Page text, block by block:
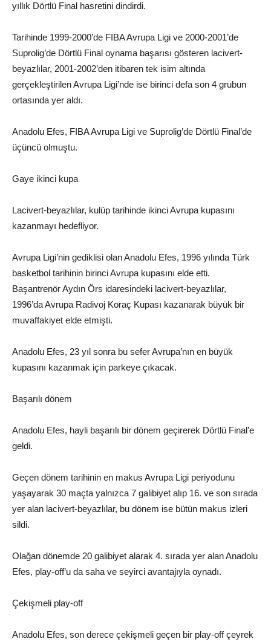
yıllık Dörtlü Final hasretini dindirdi.
Tarihinde 1999-2000’de FIBA Avrupa Ligi ve 2000-2001’de
Suprolig’de Dörtlü Final oynama başarısı gösteren lacivert-
beyazlılar, 2001-2002’den itibaren tek isim altında
gerçekleştirilen Avrupa Ligi’nde ise birinci defa son 4 grubun
ortasında yer aldı.
Anadolu Efes, FIBA Avrupa Ligi ve Suprolig’de Dörtlü Final’de
üçüncü olmuştu.
Gaye ikinci kupa
Lacivert-beyazlılar, kulüp tarihinde ikinci Avrupa kupasını
kazanmayı hedefliyor.
Avrupa Ligi’nin gediklisi olan Anadolu Efes, 1996 yılında Türk
basketbol tarihinin birinci Avrupa kupasını elde etti.
Başantrenör Aydın Örs idaresindeki lacivert-beyazlılar,
1996’da Avrupa Radivoj Koraç Kupası kazanarak büyük bir
muvaffakiyet elde etmişti.
Anadolu Efes, 23 yıl sonra bu sefer Avrupa’nın en büyük
kupasını kazanmak için parkeye çıkacak.
Başarılı dönem
Anadolu Efes, hayli başarılı bir dönem geçirerek Dörtlü Final’e
geldi.
Geçen dönem tarihinin en makus Avrupa Ligi periyodunu
yaşayarak 30 maçta yalnızca 7 galibiyet alıp 16. ve son sırada
yer alan lacivert-beyazlılar, bu dönem ise bütün makus izleri
sildi.
Olağan dönemde 20 galibiyet alarak 4. sırada yer alan Anadolu
Efes, play-off’u da saha ve seyirci avantajıyla oynadı.
Çekişmeli play-off
Anadolu Efes, son derece çekişmeli geçen bir play-off çeyrek